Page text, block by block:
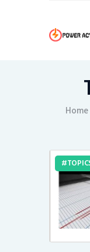
Home